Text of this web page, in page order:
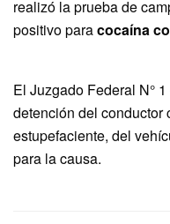
realizó la prueba de
positivo paracocaína
El Juzgado Federal N°
detención del conductor
estupefaciente, del
para la causa.